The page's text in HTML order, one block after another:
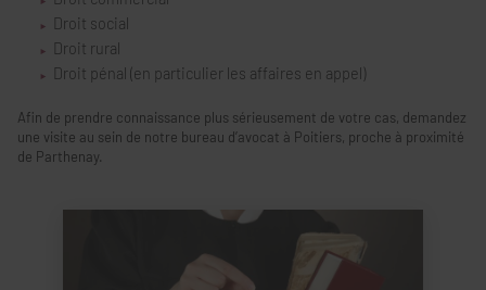
Droit social
Droit rural
Droit pénal (en particulier les affaires en appel)
Afin de prendre connaissance plus sérieusement de votre cas, demandez
une visite au sein de notre bureau d’avocat à Poitiers, proche à proximité
de Parthenay.